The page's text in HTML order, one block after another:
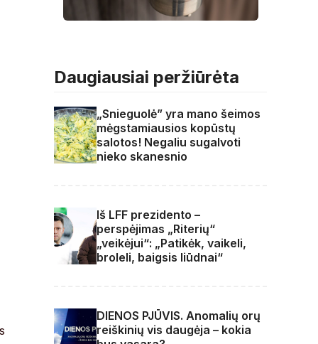
Daugiausiai peržiūrėta
„Snieguolė” yra mano šeimos
mėgstamiausios kopūstų
salotos! Negaliu sugalvoti
nieko skanesnio
Iš LFF prezidento –
perspėjimas „Riterių“
„veikėjui“: „Patikėk, vaikeli,
broleli, baigsis liūdnai“
DIENOS PJŪVIS. Anomalių orų
reiškinių vis daugėja – kokia